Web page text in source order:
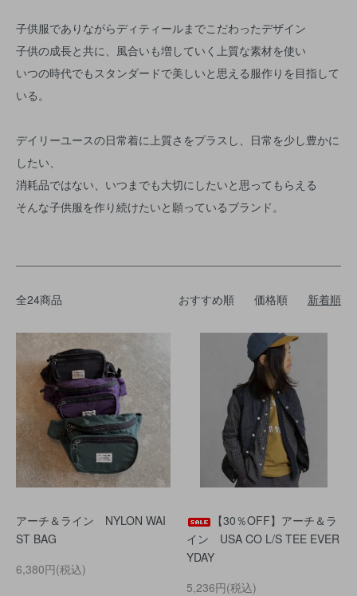
子供服でありながらディティールまでこだわったデザイン
子供の成長と共に、風合いも増していく上質な素材を使い
いつの時代でもスタンダードで美しいと思える服作りを目指して
いる。
デイリーユースの日常着に上質さをプラスし、日常を少し豊かに
したい、
消耗品ではない、いつまでも大切にしたいと思ってもらえる
そんな子供服を作り続けたいと願っているブランド。
全24商品 おすすめ順 価格順 新着順
アーチ＆ライン NYLON WAI
ST BAG
6,380円(税込)
【30％OFF】アーチ＆ラ
イン USA CO L/S TEE EVER
YDAY
5,236円(税込)